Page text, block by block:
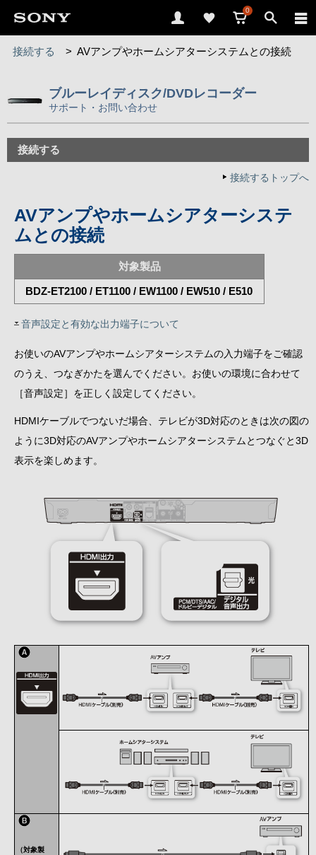
0
接続する > AVアンプやホームシアターシステムとの接続
ブルーレイディスク/DVDレコーダー
サポート・お問い合わせ
接続する
接続するトップへ
AVアンプやホームシアターシステ
ムとの接続
対象製品
BDZ-ET2100 / ET1100 / EW1100 / EW510 / E510
音声設定と有効な出力端子について
お使いのAVアンプやホームシアターシステムの入力端子をご確認
のうえ、つなぎかたを選んでください。お使いの環境に合わせて
［音声設定］を正しく設定してください。
HDMIケーブルでつないだ場合、テレビが3D対応のときは次の図の
ように3D対応のAVアンプやホームシアターシステムとつなぐと3D
表示を楽しめます。
（対象製